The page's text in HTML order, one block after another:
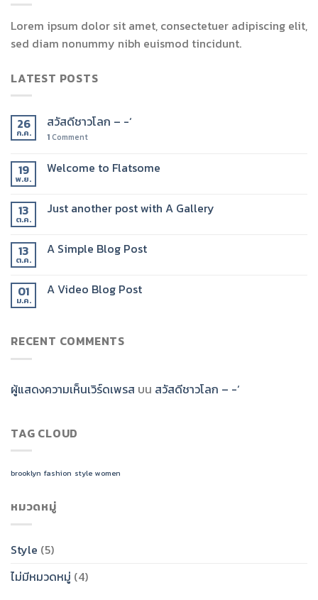
Lorem ipsum dolor sit amet, consectetuer adipiscing elit,
sed diam nonummy nibh euismod tincidunt.
LATEST POSTS
26
ก.ค.
สวัสดีชาวโลก – -‘
1 Comment
19
พ.ย.
Welcome to Flatsome
13
ต.ค.
Just another post with A Gallery
13
ต.ค.
A Simple Blog Post
01
ม.ค.
A Video Blog Post
RECENT COMMENTS
ผู้แสดงความเห็นเวิร์ดเพรส บน สวัสดีชาวโลก – -‘
TAG CLOUD
brooklyn fashion style women
หมวดหมู่
Style (5)
ไม่มีหมวดหมู่ (4)